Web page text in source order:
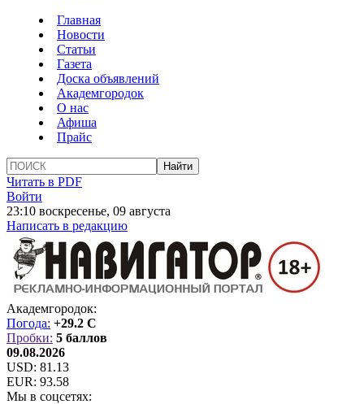
Главная
Новости
Статьи
Газета
Доска объявлений
Академгородок
О нас
Афиша
Прайс
Читать в PDF
Войти
23:10 воскресенье, 09 августа
Написать в редакцию
Академгородок:
Погода: +29.2 C
Пробки: 5 баллов
09.08.2026
USD: 81.13
EUR: 93.58
Мы в соцсетях: